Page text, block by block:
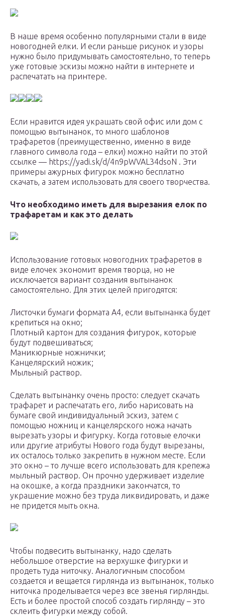
В наше время особенно популярными стали в виде
новогодней елки. И если раньше рисунок и узоры
нужно было придумывать самостоятельно, то теперь
уже готовые эскизы можно найти в интернете и
распечатать на принтере.
Если нравится идея украшать свой офис или дом с
помощью вытынанок, то много шаблонов
трафаретов (преимущественно, именно в виде
главного символа года – елки) можно найти по этой
ссылке — https://yadi.sk/d/4n9pWVAL34dsoN . Эти
примеры ажурных фигурок можно бесплатно
скачать, а затем использовать для своего творчества.
Что необходимо иметь для вырезания елок по
трафаретам и как это делать
Использование готовых новогодних трафаретов в
виде елочек экономит время творца, но не
исключается вариант создания вытынанок
самостоятельно. Для этих целей пригодятся:
Листочки бумаги формата А4, если вытынанка будет
крепиться на окно;
Плотный картон для создания фигурок, которые
будут подвешиваться;
Маникюрные ножнички;
Канцелярский ножик;
Мыльный раствор.
Сделать вытынанку очень просто: следует скачать
трафарет и распечатать его, либо нарисовать на
бумаге свой индивидуальный эскиз, затем с
помощью ножниц и канцелярского ножа начать
вырезать узоры и фигурку. Когда готовые елочки
или другие атрибуты Нового года будут вырезаны,
их осталось только закрепить в нужном месте. Если
это окно – то лучше всего использовать для крепежа
мыльный раствор. Он прочно удерживает изделие
на окошке, а когда праздники закончатся, то
украшение можно без труда ликвидировать, и даже
не придется мыть окна.
Чтобы подвесить вытынанку, надо сделать
небольшое отверстие на верхушке фигурки и
продеть туда ниточку. Аналогичным способом
создается и вещается гирлянда из вытынанок, только
ниточка проделывается через все звенья гирлянды.
Есть и более простой способ создать гирлянду – это
склеить фигурки между собой.